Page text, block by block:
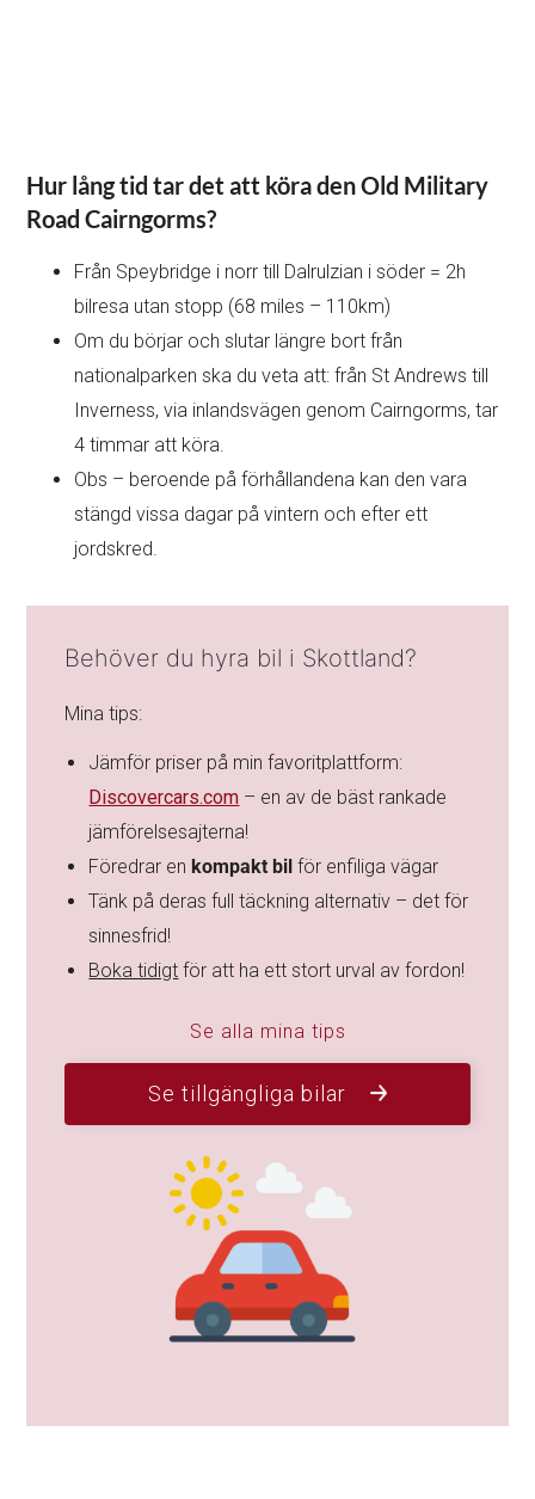
Hur lång tid tar det att köra den Old Military
Road Cairngorms?
Från Speybridge i norr till Dalrulzian i söder = 2h
bilresa utan stopp (68 miles – 110km)
Om du börjar och slutar längre bort från
nationalparken ska du veta att: från St Andrews till
Inverness, via inlandsvägen genom Cairngorms, tar
4 timmar att köra.
Obs – beroende på förhållandena kan den vara
stängd vissa dagar på vintern och efter ett
jordskred.
Behöver du hyra bil i Skottland?
Mina tips:
Jämför priser på min favoritplattform:
Discovercars.com – en av de bäst rankade
jämförelsesajterna!
Föredrar enkompakt bil för enfiliga vägar
Tänk på deras full täckning alternativ – det för
sinnesfrid!
Boka tidigt för att ha ett stort urval av fordon!
Se alla mina tips
Se tillgängliga bilar